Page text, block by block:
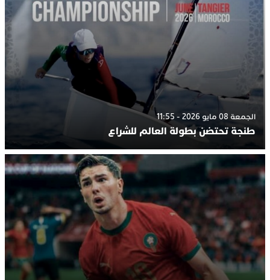
الجمعة 08 مايو 2026 - 11:55
طنجة تحتضن بطولة العالم للشراع